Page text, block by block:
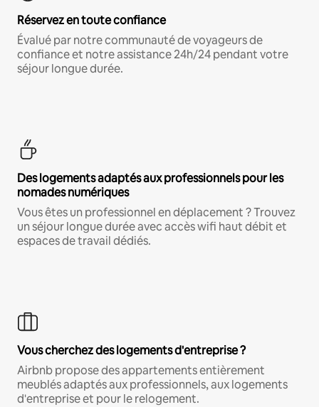
Réservez en toute confiance
Évalué par notre communauté de voyageurs de
confiance et notre assistance 24h/24 pendant votre
séjour longue durée.
Des logements adaptés aux professionnels pour les
nomades numériques
Vous êtes un professionnel en déplacement ? Trouvez
un séjour longue durée avec accès wifi haut débit et
espaces de travail dédiés.
Vous cherchez des logements d'entreprise ?
Airbnb propose des appartements entièrement
meublés adaptés aux professionnels, aux logements
d'entreprise et pour le relogement.